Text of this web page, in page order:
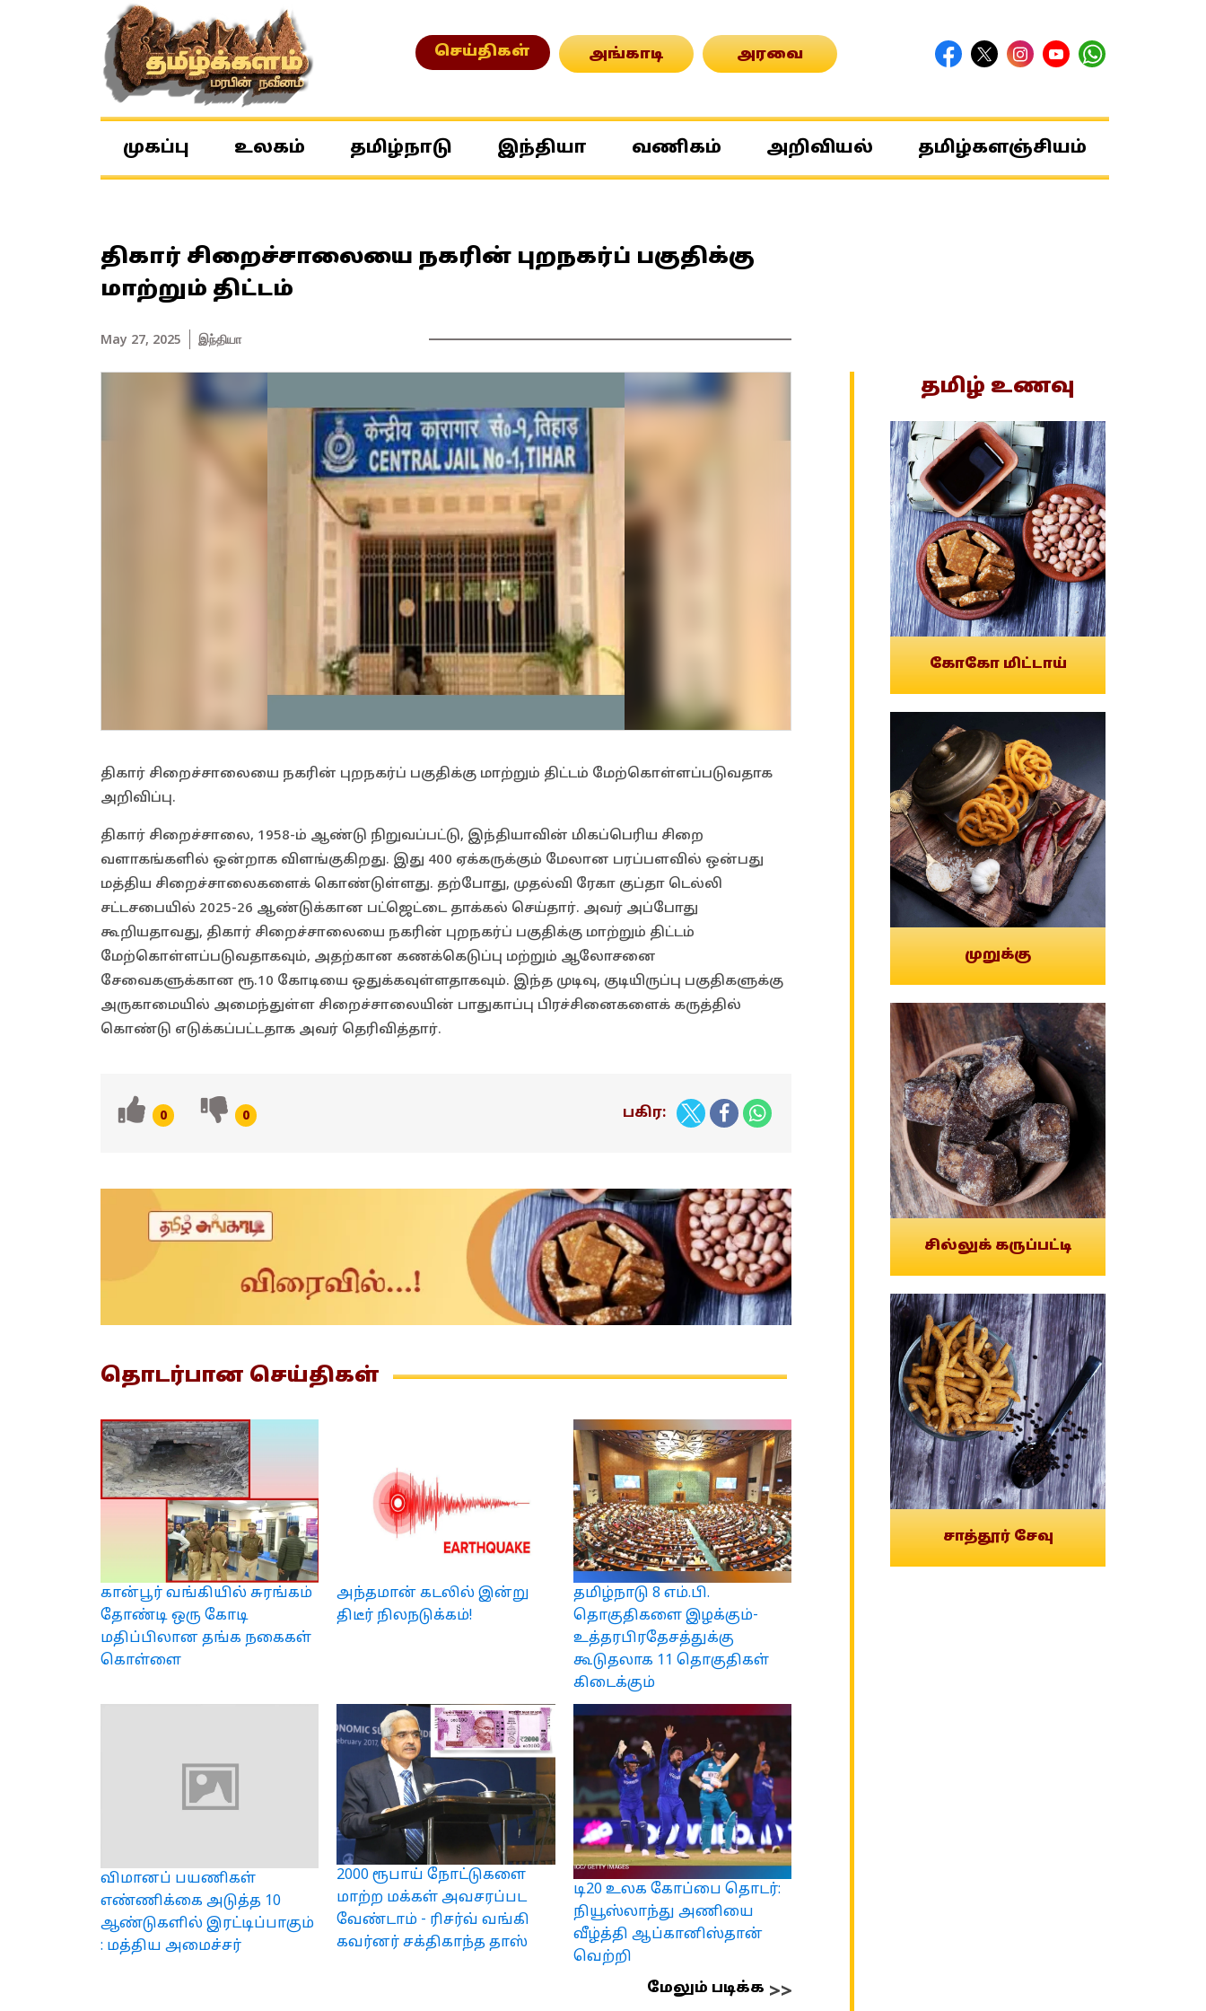
செய்திகள் அங்காடி அரவை
முகப்பு உலகம் தமிழ்நாடு இந்தியா வணிகம் அறிவியல் தமிழ்களஞ்சியம்
திகார் சிறைச்சாலையை நகரின் புறநகர்ப் பகுதிக்கு
மாற்றும் திட்டம்
May 27, 2025 இந்தியா
திகார் சிறைச்சாலையை நகரின் புறநகர்ப் பகுதிக்கு மாற்றும் திட்டம் மேற்கொள்ளப்படுவதாக
அறிவிப்பு.
திகார் சிறைச்சாலை, 1958-ம் ஆண்டு நிறுவப்பட்டு, இந்தியாவின் மிகப்பெரிய சிறை
வளாகங்களில் ஒன்றாக விளங்குகிறது. இது 400 ஏக்கருக்கும் மேலான பரப்பளவில் ஒன்பது
மத்திய சிறைச்சாலைகளைக் கொண்டுள்ளது. தற்போது, முதல்வி ரேகா குப்தா டெல்லி
சட்டசபையில் 2025-26 ஆண்டுக்கான பட்ஜெட்டை தாக்கல் செய்தார். அவர் அப்போது
கூறியதாவது, திகார் சிறைச்சாலையை நகரின் புறநகர்ப் பகுதிக்கு மாற்றும் திட்டம்
மேற்கொள்ளப்படுவதாகவும், அதற்கான கணக்கெடுப்பு மற்றும் ஆலோசனை
சேவைகளுக்கான ரூ.10 கோடியை ஒதுக்கவுள்ளதாகவும். இந்த முடிவு, குடியிருப்பு பகுதிகளுக்கு
அருகாமையில் அமைந்துள்ள சிறைச்சாலையின் பாதுகாப்பு பிரச்சினைகளைக் கருத்தில்
கொண்டு எடுக்கப்பட்டதாக அவர் தெரிவித்தார்.
0 0 பகிர:
தொடர்பான செய்திகள்
கான்பூர் வங்கியில் சுரங்கம்
தோண்டி ஒரு கோடி
மதிப்பிலான தங்க நகைகள்
கொள்ளை
அந்தமான் கடலில் இன்று
திடீர் நிலநடுக்கம்!
தமிழ்நாடு 8 எம்.பி.
தொகுதிகளை இழக்கும்-
உத்தரபிரதேசத்துக்கு
கூடுதலாக 11 தொகுதிகள்
கிடைக்கும்
விமானப் பயணிகள்
எண்ணிக்கை அடுத்த 10
ஆண்டுகளில் இரட்டிப்பாகும்
: மத்திய அமைச்சர்
2000 ரூபாய் நோட்டுகளை
மாற்ற மக்கள் அவசரப்பட
வேண்டாம் - ரிசர்வ் வங்கி
கவர்னர் சக்திகாந்த தாஸ்
டி20 உலக கோப்பை தொடர்:
நியூஸ்லாந்து அணியை
வீழ்த்தி ஆப்கானிஸ்தான்
வெற்றி
மேலும் படிக்க
தமிழ் உணவு
கோகோ மிட்டாய்
முறுக்கு
சில்லுக் கருப்பட்டி
சாத்தூர் சேவு